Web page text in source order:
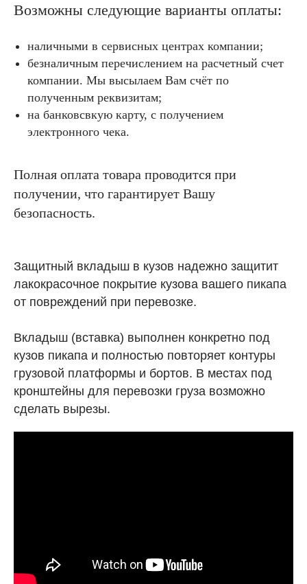
Возможны следующие варианты оплаты:
наличными в сервисных центрах компании;
безналичным перечислением на расчетный счет
компании. Мы высылаем Вам счёт по
полученным реквизитам;
на банковсвкую карту, с получением
электронного чека.
Полная оплата товара проводится при
получении, что гарантирует Вашу
безопасность.
Защитный вкладыш в кузов надежно защитит
лакокрасочное покрытие кузова вашего пикапа
от повреждений при перевозке.
Вкладыш (вставка) выполнен конкретно под
кузов пикапа и полностью повторяет контуры
грузовой платформы и бортов. В местах под
кронштейны для перевозки груза возможно
сделать вырезы.